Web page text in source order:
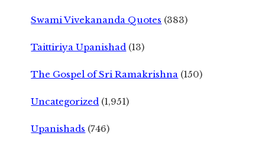
Swami Vivekananda Quotes (383)
Taittiriya Upanishad (13)
The Gospel of Sri Ramakrishna (150)
Uncategorized (1,951)
Upanishads (746)